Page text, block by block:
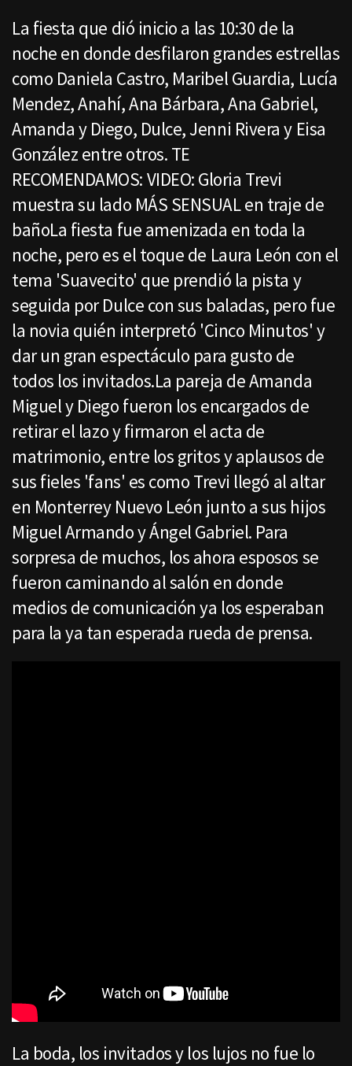
La fiesta que dió inicio a las 10:30 de la
noche en donde desfilaron grandes estrellas
como Daniela Castro, Maribel Guardia, Lucía
Mendez, Anahí, Ana Bárbara, Ana Gabriel,
Amanda y Diego, Dulce, Jenni Rivera y Eisa
González entre otros. TE
RECOMENDAMOS: VIDEO: Gloria Trevi
muestra su lado MÁS SENSUAL en traje de
bañoLa fiesta fue amenizada en toda la
noche, pero es el toque de Laura León con el
tema 'Suavecito' que prendió la pista y
seguida por Dulce con sus baladas, pero fue
la novia quién interpretó 'Cinco Minutos' y
dar un gran espectáculo para gusto de
todos los invitados.La pareja de Amanda
Miguel y Diego fueron los encargados de
retirar el lazo y firmaron el acta de
matrimonio, entre los gritos y aplausos de
sus fieles 'fans' es como Trevi llegó al altar
en Monterrey Nuevo León junto a sus hijos
Miguel Armando y Ángel Gabriel. Para
sorpresa de muchos, los ahora esposos se
fueron caminando al salón en donde
medios de comunicación ya los esperaban
para la ya tan esperada rueda de prensa.
La boda, los invitados y los lujos no fue lo